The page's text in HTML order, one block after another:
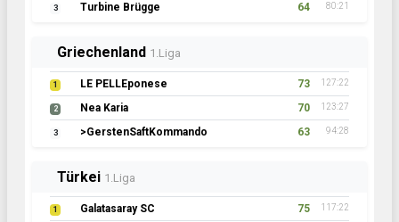
3 Turbine Brügge 64 80:21
Griechenland 1.Liga
1 LE PELLEponese 73 127:22
2 Nea Karia 70 123:27
3 >GerstenSaftKommando 63 94:28
Türkei 1.Liga
1 Galatasaray SC 75 117:22